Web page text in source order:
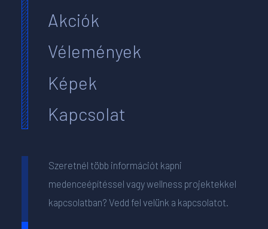
Akciók
Vélemények
Képek
Kapcsolat
Szeretnél több információt kapni
medenceépítéssel vagy wellness projektekkel
kapcsolatban? Vedd fel velünk a kapcsolatot.